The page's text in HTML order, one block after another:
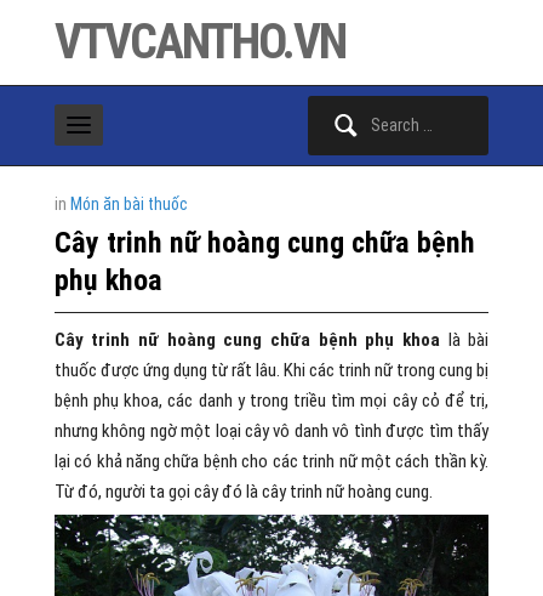
VTVCANTHO.VN
in Món ăn bài thuốc
Cây trinh nữ hoàng cung chữa bệnh
phụ khoa
Cây trinh nữ hoàng cung chữa bệnh phụ khoalà bài
thuốc được ứng dụng từ rất lâu. Khi các trinh nữ trong cung bị
bệnh phụ khoa, các danh y trong triều tìm mọi cây cỏ để trị,
nhưng không ngờ một loại cây vô danh vô tình được tìm thấy
lại có khả năng chữa bệnh cho các trinh nữ một cách thần kỳ.
Từ đó, người ta gọi cây đó là cây trinh nữ hoàng cung.